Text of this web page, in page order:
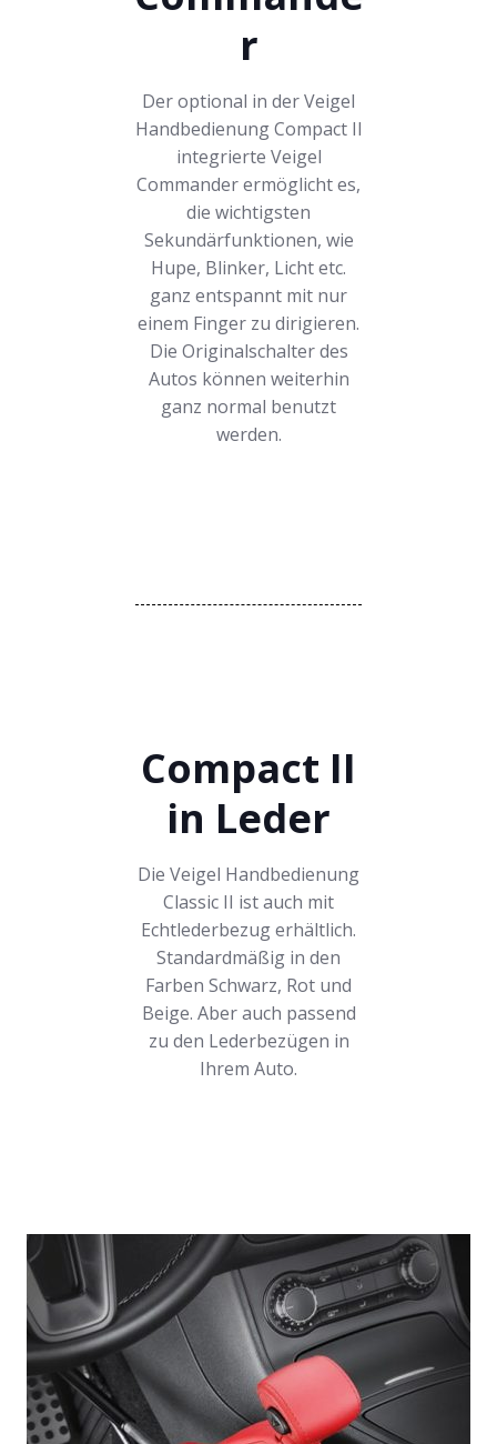
r
Der optional in der Veigel
Handbedienung Compact II
integrierte Veigel
Commander ermöglicht es,
die wichtigsten
Sekundärfunktionen, wie
Hupe, Blinker, Licht etc.
ganz entspannt mit nur
einem Finger zu dirigieren.
Die Originalschalter des
Autos können weiterhin
ganz normal benutzt
werden.
Compact II
in Leder
Die Veigel Handbedienung
Classic II ist auch mit
Echtlederbezug erhältlich.
Standardmäßig in den
Farben Schwarz, Rot und
Beige. Aber auch passend
zu den Lederbezügen in
Ihrem Auto.